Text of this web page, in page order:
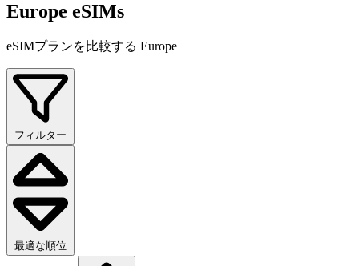
Europe eSIMs
eSIMプランを比較する Europe
フィルター
最適な順位